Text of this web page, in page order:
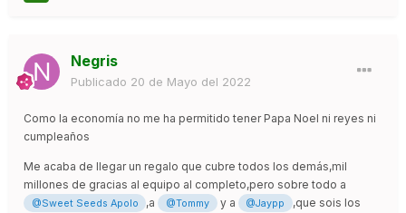
Negris
Publicado 20 de Mayo del 2022
Como la economía no me ha permitido tener Papa Noel ni reyes ni
cumpleaños
Me acaba de llegar un regalo que cubre todos los demás,mil
millones de gracias al equipo al completo,pero sobre todo a
@Sweet Seeds Apolo ,a @Tommy y a @Jaypp
,que sois los